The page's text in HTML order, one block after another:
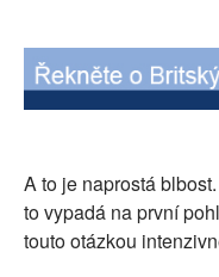
A to je naprostá
to vypadá na první
touto otázkou